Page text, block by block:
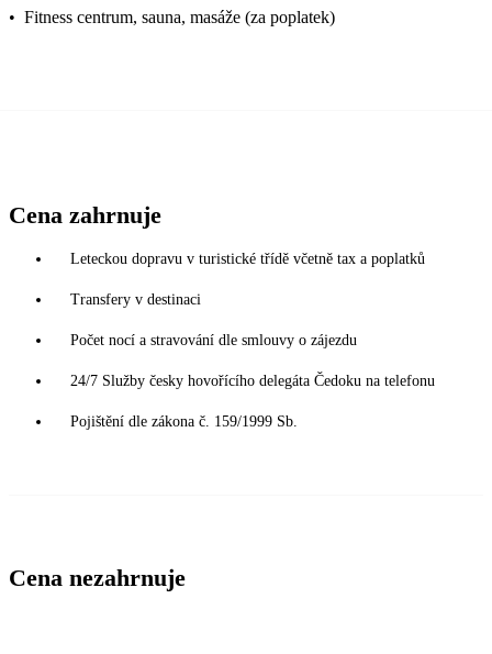
• Fitness centrum, sauna, masáže (za poplatek)
Cena zahrnuje
Leteckou dopravu v turistické třídě včetně tax a poplatků
Transfery v destinaci
Počet nocí a stravování dle smlouvy o zájezdu
24/7 Služby česky hovořícího delegáta Čedoku na telefonu
Pojištění dle zákona č. 159/1999 Sb.
Cena nezahrnuje